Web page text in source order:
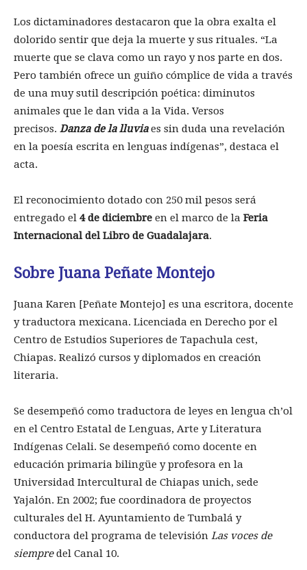
Los dictaminadores destacaron que la obra exalta el
dolorido sentir que deja la muerte y sus rituales. “La
muerte que se clava como un rayo y nos parte en dos.
Pero también ofrece un guiño cómplice de vida a través
de una muy sutil descripción poética: diminutos
animales que le dan vida a la Vida. Versos
precisos. Danza de la lluviaes sin duda una revelación
en la poesía escrita en lenguas indígenas”, destaca el
acta.
El reconocimiento dotado con 250 mil pesos será
entregado el 4 de diciembre en el marco de la Feria
Internacional del Libro de Guadalajara.
Sobre Juana Peñate Montejo
Juana Karen [Peñate Montejo] es una escritora, docente
y traductora mexicana. Licenciada en Derecho por el
Centro de Estudios Superiores de Tapachula cest,
Chiapas. Realizó cursos y diplomados en creación
literaria.
Se desempeñó como traductora de leyes en lengua ch’ol
en el Centro Estatal de Lenguas, Arte y Literatura
Indígenas Celali. Se desempeñó como docente en
educación primaria bilingüe y profesora en la
Universidad Intercultural de Chiapas unich, sede
Yajalón. En 2002; fue coordinadora de proyectos
culturales del H. Ayuntamiento de Tumbalá y
conductora del programa de televisión Las voces de
siempredel Canal 10.